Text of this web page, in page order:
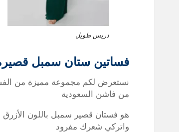
دريس طويل
فساتين ستان سمبل
نستعرض لكم مجموعة مميزة من
من فاشن السعودية
هو فستان قصير سمبل باللون
واتركي شعرك مفرود